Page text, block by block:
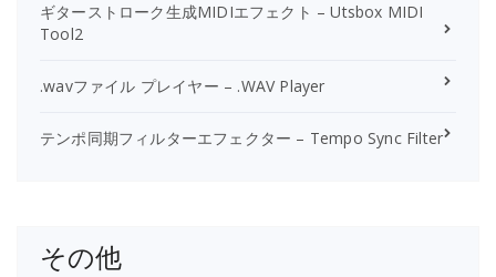
ギターストローク生成MIDIエフェクト – Utsbox MIDI
Tool2
.wavファイル プレイヤー – .WAV Player
テンポ同期フィルターエフェクター – Tempo Sync Filter
その他